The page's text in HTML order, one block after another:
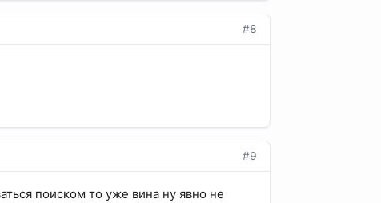
#8
#9
поиском то уже вина ну явно не